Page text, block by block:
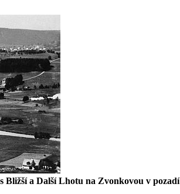
Bližší a Další Lhotu na Zvonkovou v pozadí